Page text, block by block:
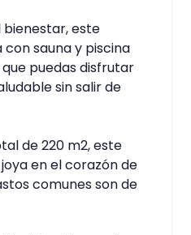
bienestar, este
sauna y piscina
puedas disfrutar
sin salir de
de 220 m2, este
en el corazón de
comunes son de